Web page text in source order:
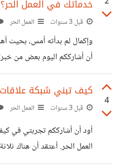
يزداد لدي. تمنيت لو لم أتقدم
وجهة نظركم، ماذا علي أن
وكيف يمكنني الجمع بين
خدماتك في العمل الحر؟
قبل 3 سنوات العمل الحر
وإكمال لم بدأته أمس، بحيث
أن أشارككم اليوم بعض من
جديدة ومميزة تلبي حاجة أو
بتصميم موقع إلكتروني لمنصة
أو الحصول على التعليم
مع العملاء والموردين
4
كيف تبني شبكة
قبل 3 سنوات العمل الحر
أود أن أشارككم تجربتي في
العمل الحر. أعتقد أن هناك